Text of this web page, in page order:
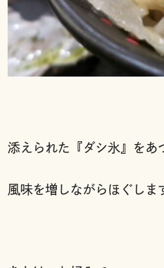
添えられた『ダシ氷』をあ
風味を増しながらほぐしま